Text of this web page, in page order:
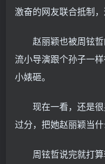
激奋的网友联合抵制，
赵丽颖也被周铉哲
流小导演跟个孙子一
小婊砸。
现在一看，还是很
过分，把她赵丽颖当什
周铉哲说完就打算